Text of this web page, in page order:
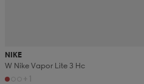
NIKE
W Nike Vapor Lite 3 Hc
+1